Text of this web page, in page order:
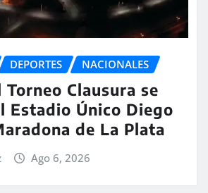
DEPORTES NACIONALES
Clausura se
Estadio Único Diego
de La Plata
Ago 6, 2026